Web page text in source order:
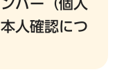
バー（個人
人確認につ